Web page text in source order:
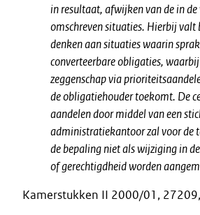
in resultaat, afwijken van de in de
omschreven situaties. Hierbij valt
denken aan situaties waarin
converteerbare obligaties,
zeggenschap via
de obligatiehouder toekomt. De
aandelen door middel van een
administratiekantoor zal voor de
de bepaling niet als wijziging in
of gerechtigdheid worden
Kamerstukken II 2000/01,